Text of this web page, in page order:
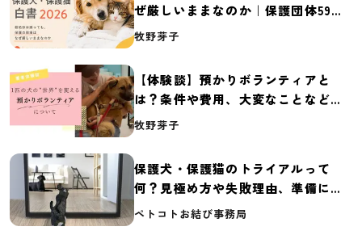
ぜ厳しいままなのか｜保護団体59団
体の実態調査【保護犬・保護猫白書
牧野芽子
【体験談】預かりボランティアと
は？条件や費用、大変なことなど紹
介
牧野芽子
保護犬・保護猫のトライアルって
何？見極め方や失敗理由、準備に必
要なものを紹介
ペトコトお結び事務局